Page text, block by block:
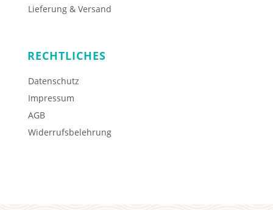
Lieferung & Versand
RECHTLICHES
Datenschutz
Impressum
AGB
Widerrufsbelehrung